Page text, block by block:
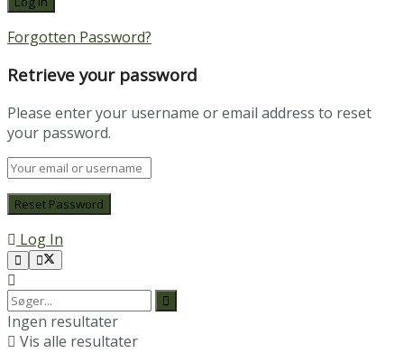
Forgotten Password?
Retrieve your password
Please enter your username or email address to reset
your password.
Log In
Ingen resultater
Vis alle resultater